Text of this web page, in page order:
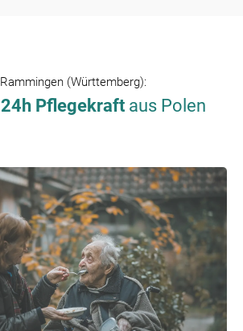
Rammingen (Württemberg):
24h Pflegekraft aus Polen